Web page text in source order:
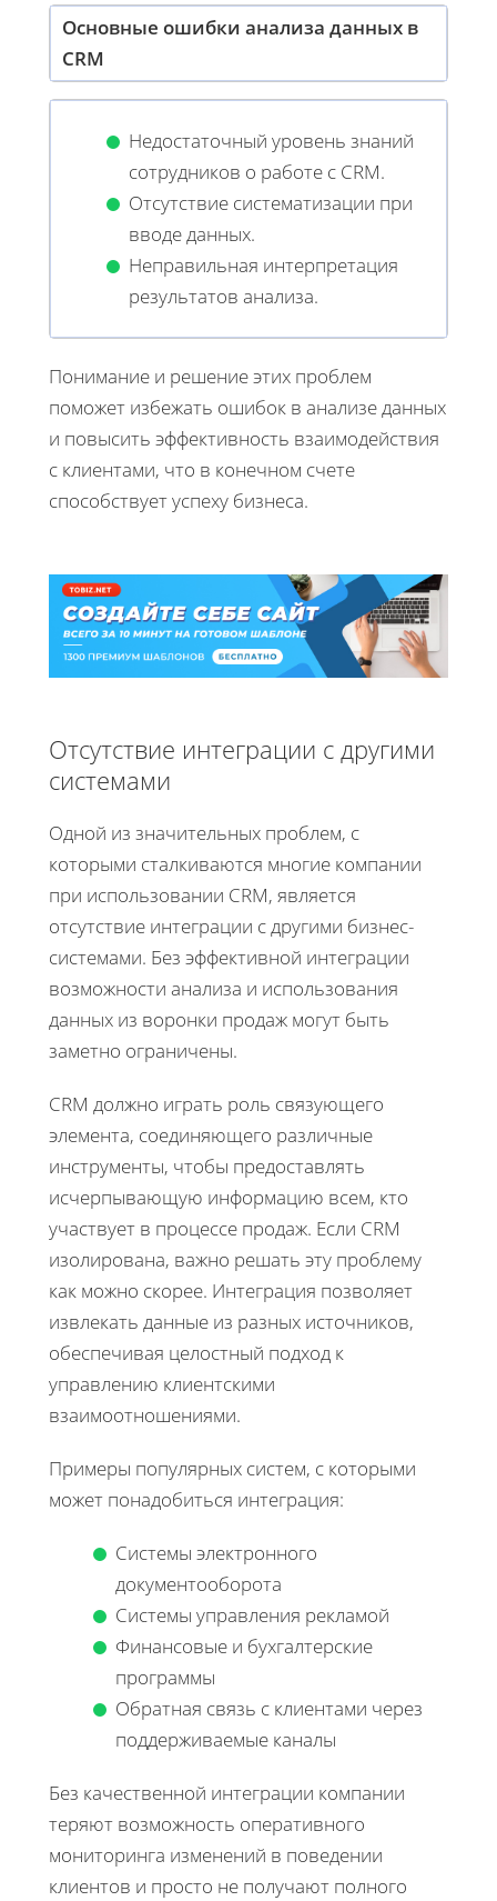
Основные ошибки анализа данных в
CRM
Недостаточный уровень знаний
сотрудников о работе с CRM.
Отсутствие систематизации при
вводе данных.
Неправильная интерпретация
результатов анализа.
Понимание и решение этих проблем
поможет избежать ошибок в анализе данных
и повысить эффективность взаимодействия
с клиентами, что в конечном счете
способствует успеху бизнеса.
Отсутствие интеграции с другими
системами
Одной из значительных проблем, с
которыми сталкиваются многие компании
при использовании CRM, является
отсутствие интеграции с другими бизнес-
системами. Без эффективной интеграции
возможности анализа и использования
данных из воронки продаж могут быть
заметно ограничены.
CRM должно играть роль связующего
элемента, соединяющего различные
инструменты, чтобы предоставлять
исчерпывающую информацию всем, кто
участвует в процессе продаж. Если CRM
изолирована, важно решать эту проблему
как можно скорее. Интеграция позволяет
извлекать данные из разных источников,
обеспечивая целостный подход к
управлению клиентскими
взаимоотношениями.
Примеры популярных систем, с которыми
может понадобиться интеграция:
Системы электронного
документооборота
Системы управления рекламой
Финансовые и бухгалтерские
программы
Обратная связь с клиентами через
поддерживаемые каналы
Без качественной интеграции компании
теряют возможность оперативного
мониторинга изменений в поведении
клиентов и просто не получают полного